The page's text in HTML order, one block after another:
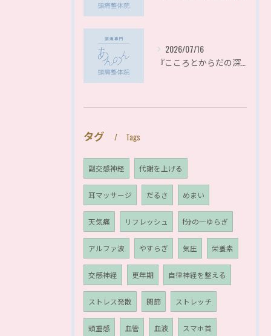
2026/07/16
タグ Tags
副交感神経 代謝を上げる
耳マッサージ だるさ めまい
天気痛 リフレッシュ f分の一ゆらぎ
アルファ波 やすらぎ 気圧 栄養素
交感神経 更年期 自律神経を整える
ストレス発散 関節 ストレッチ
頭重感 血管 血液 スマホ首